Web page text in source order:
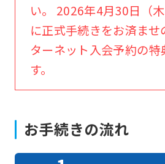
い。 2026年4月30日（
に正式手続きをお済ま
ターネット入会予約の特
す。
お手続きの流れ